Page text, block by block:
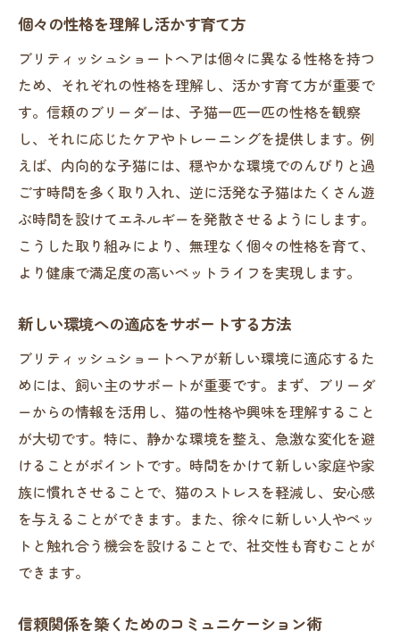
個々の性格を理解し活かす育て方
ブリティッシュショートヘアは個々に異なる性格を持つ
ため、それぞれの性格を理解し、活かす育て方が重要で
す。信頼のブリーダーは、子猫一匹一匹の性格を観察
し、それに応じたケアやトレーニングを提供します。例
えば、内向的な子猫には、穏やかな環境でのんびりと過
ごす時間を多く取り入れ、逆に活発な子猫はたくさん遊
ぶ時間を設けてエネルギーを発散させるようにします。
こうした取り組みにより、無理なく個々の性格を育て、
より健康で満足度の高いペットライフを実現します。
新しい環境への適応をサポートする方法
ブリティッシュショートヘアが新しい環境に適応するた
めには、飼い主のサポートが重要です。まず、ブリーダ
ーからの情報を活用し、猫の性格や興味を理解すること
が大切です。特に、静かな環境を整え、急激な変化を避
けることがポイントです。時間をかけて新しい家庭や家
族に慣れさせることで、猫のストレスを軽減し、安心感
を与えることができます。また、徐々に新しい人やペッ
トと触れ合う機会を設けることで、社交性も育むことが
できます。
信頼関係を築くためのコミュニケーション術